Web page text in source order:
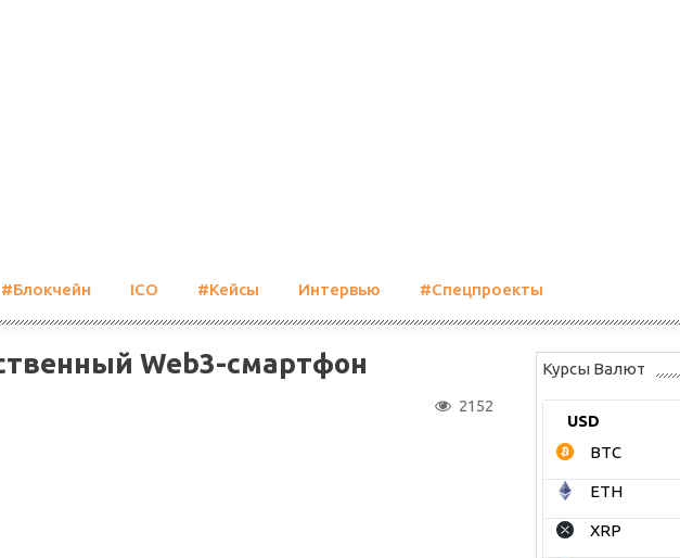
#Блокчейн ICO #Кейсы Интервью #Спецпроекты
Web3-смартфон
2152
Курсы Валют
USD
BTC
ETH
XRP